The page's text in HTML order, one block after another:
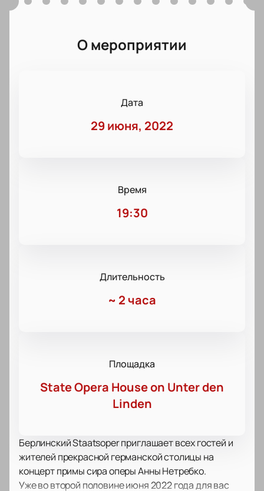
О мероприятии
Дата
29 июня, 2022
Время
19:30
Длительность
~ 2 часа
Площадка
State Opera House on Unter den
Linden
Берлинский Staatsoper приглашает всех гостей и
жителей прекрасной германской столицы на
концерт примы сира оперы Анны Нетребко.
Уже во второй половине июня 2022 года для вас